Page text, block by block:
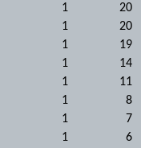
1
20
1
20
1
19
1
14
1
11
1
8
1
7
1
6